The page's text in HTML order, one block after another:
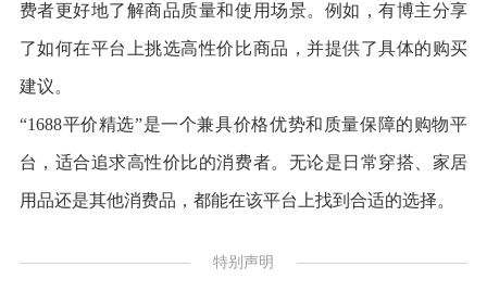
费者更好地了解商品质量和使用场景。例如，有博主分享
了如何在平台上挑选高性价比商品，并提供了具体的购买
建议。
“1688平价精选”是一个兼具价格优势和质量保障的购物平
台，适合追求高性价比的消费者。无论是日常穿搭、家居
用品还是其他消费品，都能在该平台上找到合适的选择。
特别声明